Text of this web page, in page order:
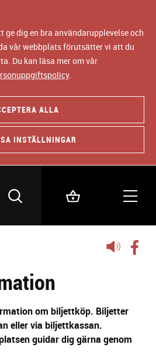
ge dig en bra användarupplevelse och
vår webbplats förutsätter vi att du
Du kan läsa mer om vår
.
ALLA
INSTÄLLNINGAR
Lyssna
om biljettköp. Biljetter
nellervia biljettkassan.
guidar dig gärna genom